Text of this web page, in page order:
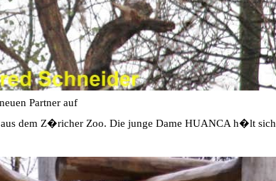
Partner auf
dem Z�richer Zoo. Die junge Dame HUANCA h�lt sich